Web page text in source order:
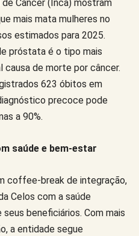
Câncer (Inca) mostram
mais mata mulheres no
estimados para 2025.
próstata é o tipo mais
causa de morte por câncer.
623 óbitos em
precoce pode
a 90%.
saúde e bem-estar
coffee-break de integração,
Celos com a saúde
beneficiários. Com mais
a entidade segue